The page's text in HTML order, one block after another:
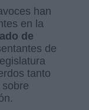
han
en la
de
de
tanto